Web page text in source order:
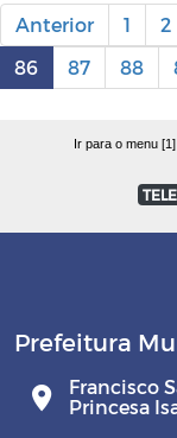
Anterior 1 2
86
87 88
Ir para o menu [1]
Prefeitura
Francisco
Princesa